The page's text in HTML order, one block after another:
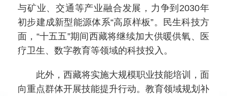
与矿业、交通等产业融合发展，力争到2030年
初步建成新型能源体系“高原样板”。民生科技方
面，“十五五”期间西藏将继续加大供暖供氧、医
疗卫生、数字教育等领域的科技投入。
此外，西藏将实施大规模职业技能培训，面
向重点群体开展技能提升行动。教育领域规划补